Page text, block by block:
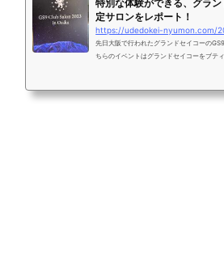
特別な体験ができる、グラ
定サロンをレポート！
先日大阪で行われたグランドセイコーの
ちらのイベントはグランドセイコーをブテ
は必見です。